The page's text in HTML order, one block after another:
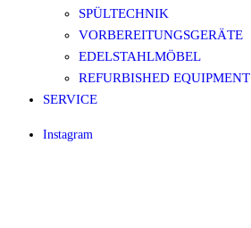
SPÜLTECHNIK
VORBEREITUNGSGERÄTE
EDELSTAHLMÖBEL
REFURBISHED EQUIPMENT
SERVICE
Instagram